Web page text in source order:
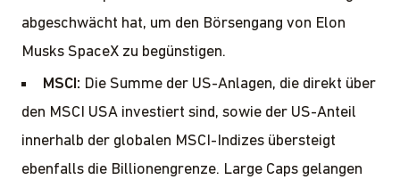
abgeschwächt hat, um den Börsengang von Elon
Musks SpaceX zu begünstigen.
MSCI: Die Summe der US-Anlagen, die direkt über
den MSCI USA investiert sind, sowie der US-Anteil
innerhalb der globalen MSCI-Indizes übersteigt
ebenfalls die Billionengrenze. Large Caps gelangen